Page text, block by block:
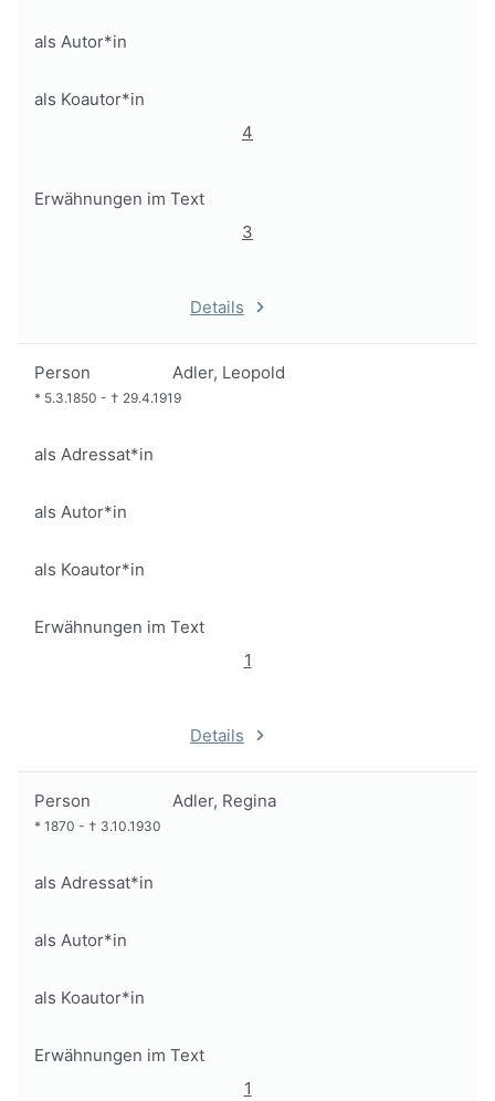
als Autor*in
als Koautor*in
4
Erwähnungen im Text
3
Details
Person Adler, Leopold
* 5.3.1850 - † 29.4.1919
als Adressat*in
als Autor*in
als Koautor*in
Erwähnungen im Text
1
Details
Person Adler, Regina
* 1870 - † 3.10.1930
als Adressat*in
als Autor*in
als Koautor*in
Erwähnungen im Text
1